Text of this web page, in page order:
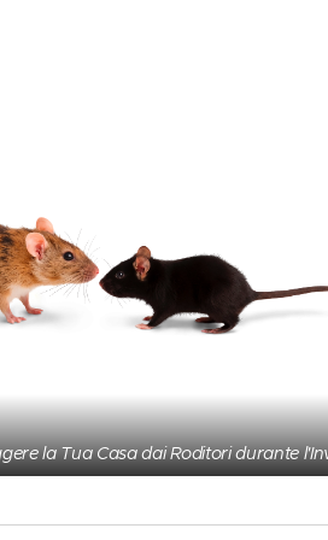
la Tua Casa dai Roditori durante